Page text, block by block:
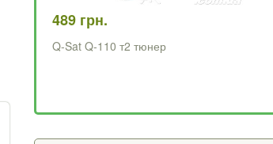
489 грн.
Q-Sat Q-110 т2 тюнер